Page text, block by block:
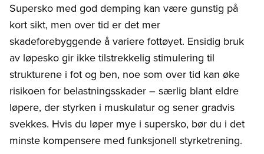
Supersko med god demping kan være gunstig på
kort sikt, men over tid er det mer
skadeforebyggende å variere fottøyet. Ensidig bruk
av løpesko gir ikke tilstrekkelig stimulering til
strukturene i fot og ben, noe som over tid kan øke
risikoen for belastningsskader – særlig blant eldre
løpere, der styrken i muskulatur og sener gradvis
svekkes. Hvis du løper mye i supersko, bør du i det
minste kompensere med funksjonell styrketrening.